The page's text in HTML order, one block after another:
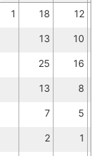
1 18 12
13 10
25 16
13 8
7 5
2 1